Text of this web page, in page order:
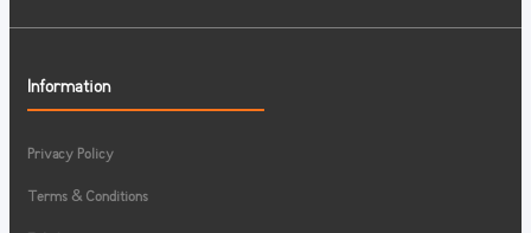
Information
Privacy Policy
Terms & Conditions